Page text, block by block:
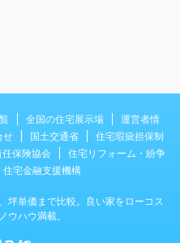
全国の住宅展示場
運営者情
せ 国土交通省
住宅瑕疵担保制
保険協会
住宅リフォーム・紛争
住宅金融支援機構
坪単価まで比較。良い家をローコス
ウハウ満載。